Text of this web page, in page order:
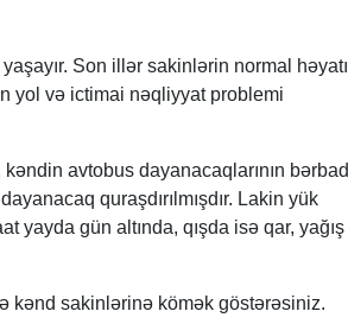
Son illər sakinlərin normal həyatı
yol və ictimai nəqliyyat problemi
avtobus dayanacaqlarının bərbad
quraşdırılmışdır. Lakin yük
yayda gün altında, qışda isə qar, yağış
kənd sakinlərinə kömək göstərəsiniz.